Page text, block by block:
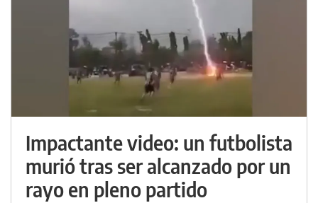
Impactante video: un futbolista
murió tras ser alcanzado por un
rayo en pleno partido